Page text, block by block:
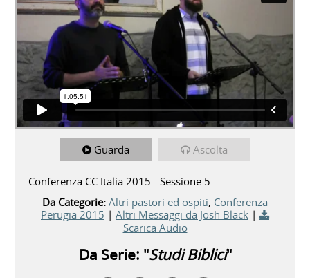
Guarda Ascolta
Conferenza CC Italia 2015 - Sessione 5
Da Categorie: Altri pastori ed ospiti, Conferenza
Perugia 2015 | Altri Messaggi da Josh Black |
Scarica Audio
Da Serie: "Studi Biblici"